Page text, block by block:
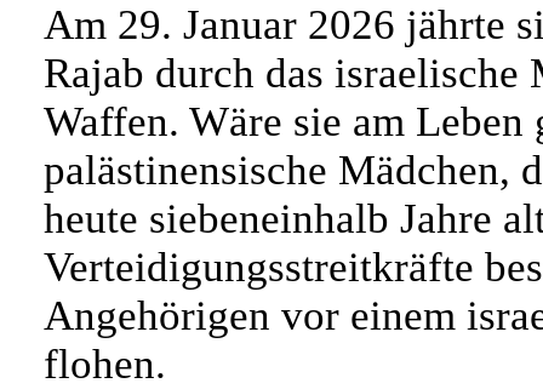
Am 29. Januar 2026 jährte
Rajab durch das
Waffen. Wäre sie am
palästinensische Mädchen,
heute siebeneinhalb Jahre
Verteidigungsstreitkräfte
Angehörigen vor einem
flohen.